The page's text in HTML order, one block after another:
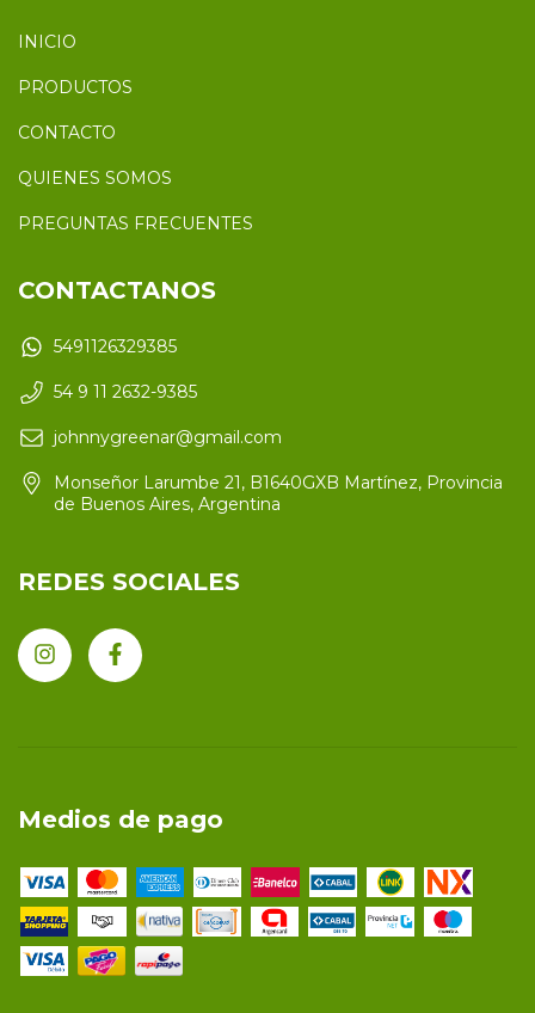
INICIO
PRODUCTOS
CONTACTO
QUIENES SOMOS
PREGUNTAS FRECUENTES
CONTACTANOS
5491126329385
54 9 11 2632-9385
johnnygreenar@gmail.com
Monseñor Larumbe 21, B1640GXB Martínez, Provincia
de Buenos Aires, Argentina
REDES SOCIALES
Medios de pago